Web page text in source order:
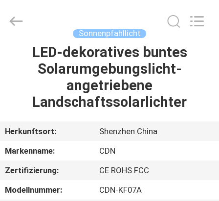
PRODUKTE
UNS
TOUR
Ltd..
Sonnenpfahllicht
LED-dekoratives buntes
Solarumgebungslicht-
angetriebene
Landschaftssolarlichter
Herkunftsort:
Shenzhen China
Markenname:
CDN
Zertifizierung:
CE ROHS FCC
Modellnummer:
CDN-KF07A